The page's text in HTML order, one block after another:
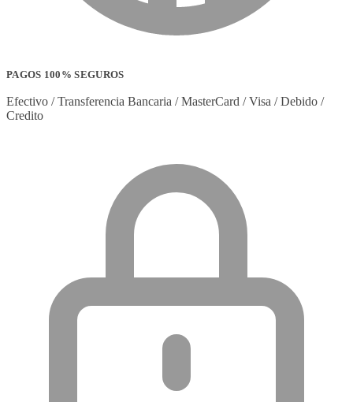
PAGOS 100% SEGUROS
Efectivo / Transferencia Bancaria / MasterCard / Visa / Debido /
Credito